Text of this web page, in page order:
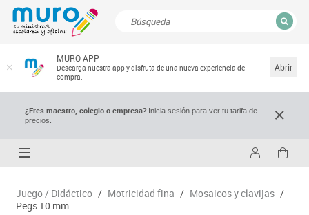
MURO APP
Descarga nuestra app y disfruta de una nueva experiencia de
compra.
Abrir
¿Eres maestro, colegio o empresa?Inicia sesión para ver tu tarifa de
precios.
Juego / Didáctico / Motricidad fina / Mosaicos y clavijas /
Pegs 10 mm